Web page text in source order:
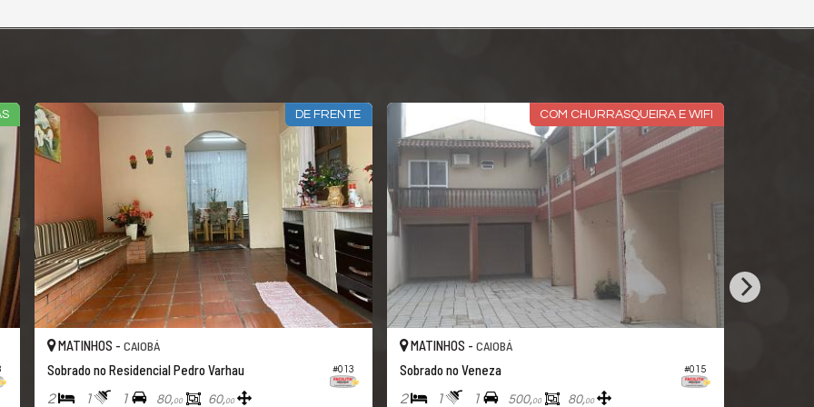
02 VAGAS
#157
COM CHURRASQUEIRA E AR COND.
#081
MATINHOS -
Sobrado no Marangoni
2 3 230,00
A DUAS QUADRAS DA PRAIA
MATINHOS -
Casa
2 3 110,00